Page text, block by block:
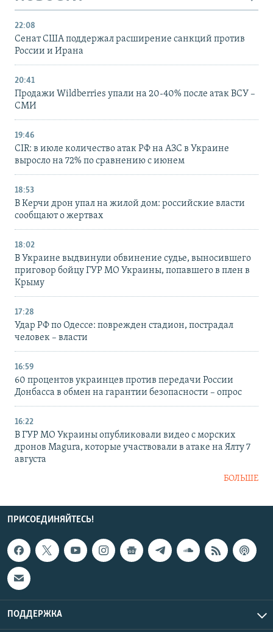
22:08
Сенат США поддержал расширение санкций против
России и Ирана
20:41
Продажи Wildberries упали на 20-40% после атак ВСУ –
СМИ
19:46
CIR: в июле количество атак РФ на АЗС в Украине
выросло на 72% по сравнению с июнем
18:53
В Керчи дрон упал на жилой дом: российские власти
сообщают о жертвах
18:02
В Украине выдвинули обвинение судье, выносившего
приговор бойцу ГУР МО Украины, попавшего в плен в
Крыму
17:28
Удар РФ по Одессе: поврежден стадион, пострадал
человек – власти
16:59
60 процентов украинцев против передачи России
Донбасса в обмен на гарантии безопасности – опрос
16:22
В ГУР МО Украины опубликовали видео с морских
дронов Magura, которые участвовали в атаке на Ялту 7
августа
БОЛЬШЕ
ПРИСОЕДИНЯЙТЕСЬ!
ПОДДЕРЖКА